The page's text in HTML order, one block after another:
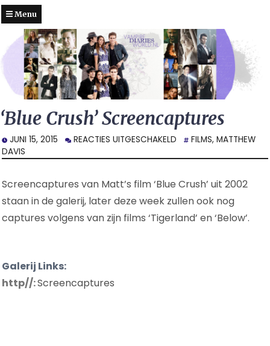
Menu
‘Blue Crush’ Screencaptures
JUNI 15, 2015 REACTIES UITGESCHAKELD VOOR
CRUSH’
FILMS, MATTHEW
DAVIS
Screencaptures van Matt’s film ‘Blue Crush’ uit 2002
staan in de galerij, later deze week zullen ook nog
captures volgens van zijn films ‘Tigerland’ en ‘Below’.
Galerij Links:
http//:Screencaptures